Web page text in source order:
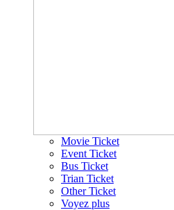
Movie Ticket
Event Ticket
Bus Ticket
Trian Ticket
Other Ticket
Voyez plus